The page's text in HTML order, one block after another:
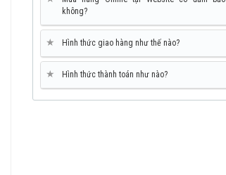
không?
★ Hình thức giao hàng như thế nào?
★ Hình thức thành toán như nào?